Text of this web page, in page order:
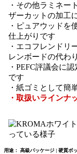
・その他ラミネー
ザーカットの加工
・ピュアウッドを
仕上がりです
・エコフレンドリ
レンボードの代わ
・PEFC評議会に
です
・紙ゴミとして簡
・取扱いラインナ
用途： 高級パッケージ | 硬質ボ